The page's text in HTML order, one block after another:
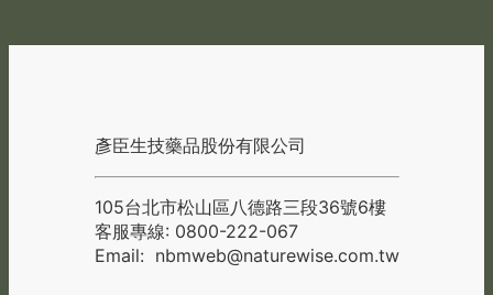
彥臣生技藥品股份有限公司
105台北市松山區八德路三段36號6樓
客服專線: 0800-222-067
Email: nbmweb@naturewise.com.tw